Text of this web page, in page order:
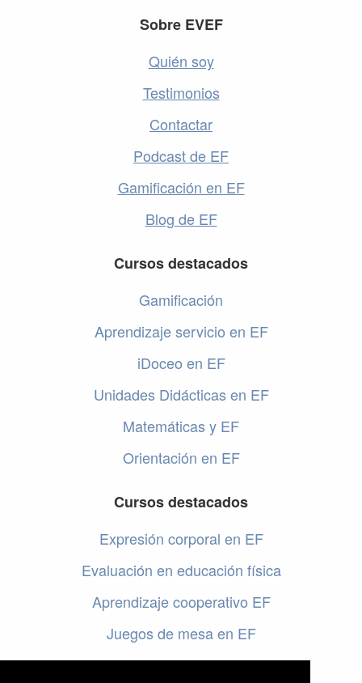
Sobre EVEF
Quién soy
Testimonios
Contactar
Podcast de EF
Gamificación en EF
Blog de EF
Cursos destacados
Gamificación
Aprendizaje servicio en EF
iDoceo en EF
Unidades Didácticas en EF
Matemáticas y EF
Orientación en EF
Cursos destacados
Expresión corporal en EF
Evaluación en educación física
Aprendizaje cooperativo EF
Juegos de mesa en EF
Programar en EF